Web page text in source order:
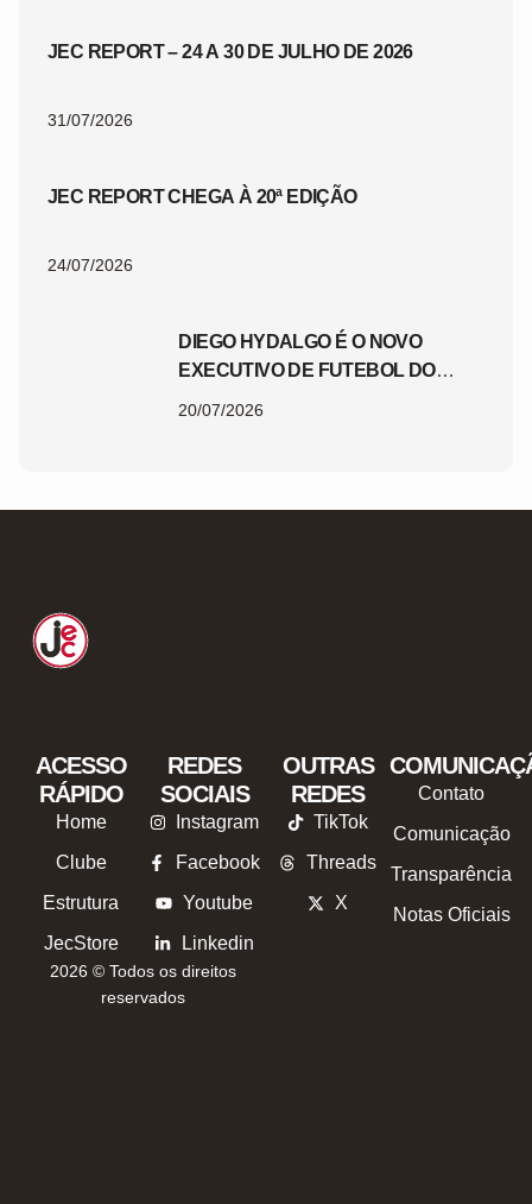
JEC REPORT – 24 A 30 DE JULHO DE 2026
31/07/2026
JEC REPORT CHEGA À 20ª EDIÇÃO
24/07/2026
DIEGO HYDALGO É O NOVO
EXECUTIVO DE FUTEBOL DO
20/07/2026
ACESSO
RÁPIDO
Home
Clube
Estrutura
JecStore
REDES
SOCIAIS
Instagram
Facebook
Youtube
Linkedin
OUTRAS
REDES
TikTok
Threads
X
Contato
Comunicação
Transparência
Notas Oficiais
2026 © Todos os direitos
reservados